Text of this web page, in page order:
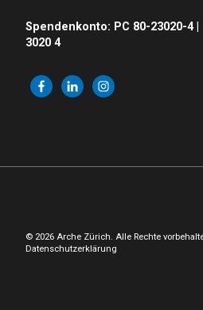
Spendenkonto: PC 80-23020-4 |
3020 4
© 2026 Arche Zürich. Alle Rechte
Datenschutzerklärung